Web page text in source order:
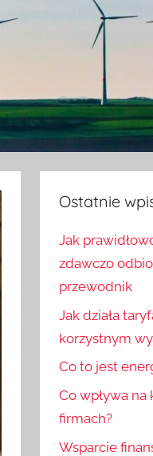
Ostatnie
Jak
zdawczo
przewodnik
Jak działa
korzystnym
Co to jest
Co wpływa
firmach?
Wsparcie